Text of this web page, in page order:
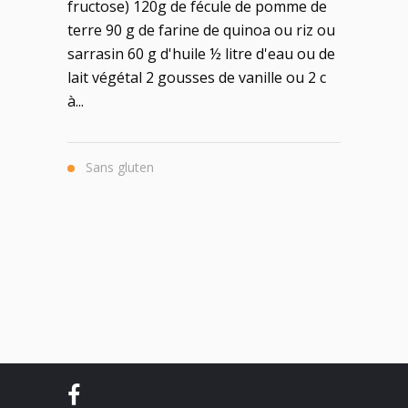
fructose) 120g de fécule de pomme de
terre 90 g de farine de quinoa ou riz ou
sarrasin 60 g d'huile ½ litre d'eau ou de
lait végétal 2 gousses de vanille ou 2 c
à...
Sans gluten